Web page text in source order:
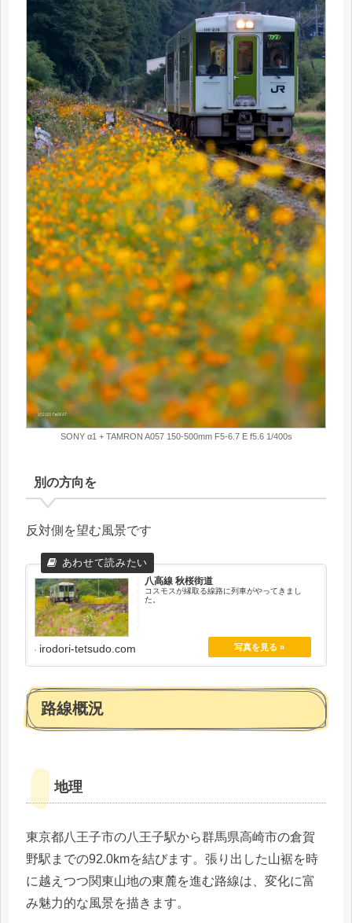
SONY α1 + TAMRON A057 150-500mm F5-6.7 E f5.6 1/400s
別の方向を
反対側を望む風景です
八高線 秋桜街道
コスモスが縁取る線路に列車がやってきまし
た。
irodori-tetsudo.com
路線概況
地理
東京都八王子市の八王子駅から群馬県高崎市の倉賀
野駅までの92.0kmを結びます。張り出した山裾を時
に越えつつ関東山地の東麓を進む路線は、変化に富
み魅力的な風景を描きます。